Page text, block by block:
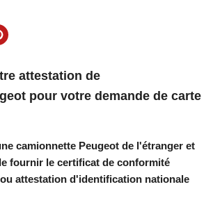
attestation de
pour votre demande de carte
camionnette Peugeot de l'étranger et
fournir le certificat de conformité
attestation d'identification nationale